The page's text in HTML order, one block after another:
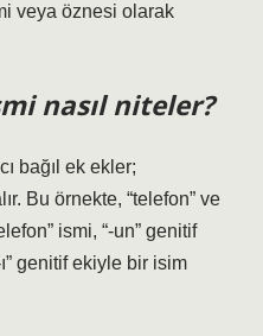
veya öznesi olarak
nasıl niteler?
bağıl ek ekler;
Bu örnekte, “telefon” ve
ismi, “-un” genitif
genitif ekiyle bir isim